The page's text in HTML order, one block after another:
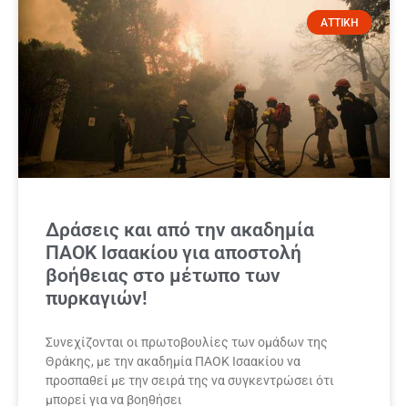
ΑΤΤΙΚΗ
Δράσεις και από την ακαδημία
ΠΑΟΚ Ισαακίου για αποστολή
βοήθειας στο μέτωπο των
πυρκαγιών!
Συνεχίζονται οι πρωτοβουλίες των ομάδων της
Θράκης, με την ακαδημία ΠΑΟΚ Ισαακίου να
προσπαθεί με την σειρά της να συγκεντρώσει ότι
μπορεί για να βοηθήσει